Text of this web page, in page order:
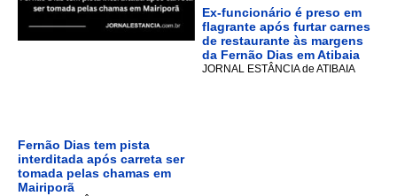
Fernão Dias tem pista
interditada após carreta ser
tomada pelas chamas em
Mairiporã
Ex-funcionário é preso em
flagrante após furtar carnes
de restaurante às margens
da Fernão Dias em Atibaia
JORNAL ESTÂNCIA de ATIBAIA